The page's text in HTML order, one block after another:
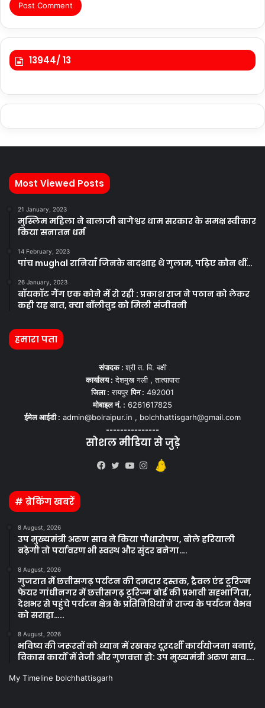
13944/ 13
Most Viewed Posts
21 January, 2023
मुस्लिम महिला ने बालाजी बागेश्वर धाम सरकार के समक्ष स्वीकार
किया सनातन धर्म
14 February, 2023
पांच mughal रानियाँ जिनके बादशाह थे गुलाम, पढ़िए कौन थीं…
26 January, 2023
बॉयकॉट गैंग एक कोने में रो रही : प्रकाश राज ने पठान को लेकर
कही यह बात, क्या बॉलीवुड को मिली संजीवनी
हमारा पता
संपादक :श्री त. वि. बक्षी
कार्यालय : देशमुख गली , तात्यापारा
जिला : रायपुरपिन : 492001
मोबाइल नं. : 6261617825
ईमेल आईडी : admin@bolraipur.in , bolchhattisgarh@gmail.com
---------------
सोशल मीडिया से जुड़े
# ब्रेकिंग खबरें
8 August, 2026
उप मुख्यमंत्री अरुण साव ने किया पौधारोपण, बोले हरियाली
बढ़ेगी तो पर्यावरण भी स्वस्थ और सुंदर बनेगा….
8 August, 2026
गुजरात में छत्तीसगढ़ पर्यटन की दमदार दस्तक, ट्रैवल एंड टूरिज्म
फेयर गांधीनगर में छत्तीसगढ़ टूरिज्म बोर्ड की प्रभावी सहभागिता,
देशभर से पहुंचे पर्यटन क्षेत्र के प्रतिनिधियों ने राज्य के पर्यटन वैभव
को सराहा…..
8 August, 2026
भविष्य की जरूरतों को ध्यान में रखकर दूरदर्शी कार्ययोजना बनाएं,
विकास कार्यों में तेजी और गुणवत्ता हो: उप मुख्यमंत्री अरुण साव….
My Timeline bolchhattisgarh